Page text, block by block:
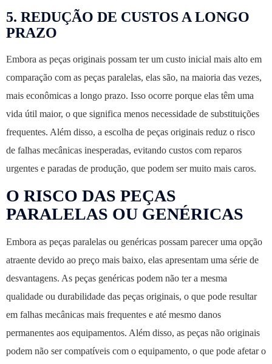
5. REDUÇÃO DE CUSTOS A LONGO
PRAZO
Embora as peças originais possam ter um custo inicial mais alto em
comparação com as peças paralelas, elas são, na maioria das vezes,
mais econômicas a longo prazo. Isso ocorre porque elas têm uma
vida útil maior, o que significa menos necessidade de substituições
frequentes. Além disso, a escolha de peças originais reduz o risco
de falhas mecânicas inesperadas, evitando custos com reparos
urgentes e paradas de produção, que podem ser muito mais caros.
O RISCO DAS PEÇAS
PARALELAS OU GENÉRICAS
Embora as peças paralelas ou genéricas possam parecer uma opção
atraente devido ao preço mais baixo, elas apresentam uma série de
desvantagens. As peças genéricas podem não ter a mesma
qualidade ou durabilidade das peças originais, o que pode resultar
em falhas mecânicas mais frequentes e até mesmo danos
permanentes aos equipamentos. Além disso, as peças não originais
podem não ser compatíveis com o equipamento, o que pode afetar o